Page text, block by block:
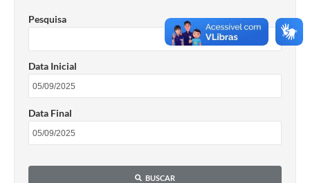
Pesquisa
Data Inicial
Data Final
BUSCAR